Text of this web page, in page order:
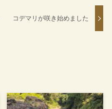
コデマリが咲き始めました